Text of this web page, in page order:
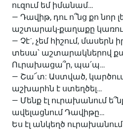
ուզում եմ իմանամ…
— Դավիթ, դու ո՞նց քո նոր
աշտարակ-քաղաքը
— Չէˊ, չեմ հիշում, մասերն
տեսա՝ աշտարակներով
Ուրախացա՞ր, պա՛պ…
— Շա՜տ: Աստված,
աշխարհն է ստեղծել…
— Մենք էլ ուրախանում
ավելացնում Դավիթը…
Ես էլ անկեղծ